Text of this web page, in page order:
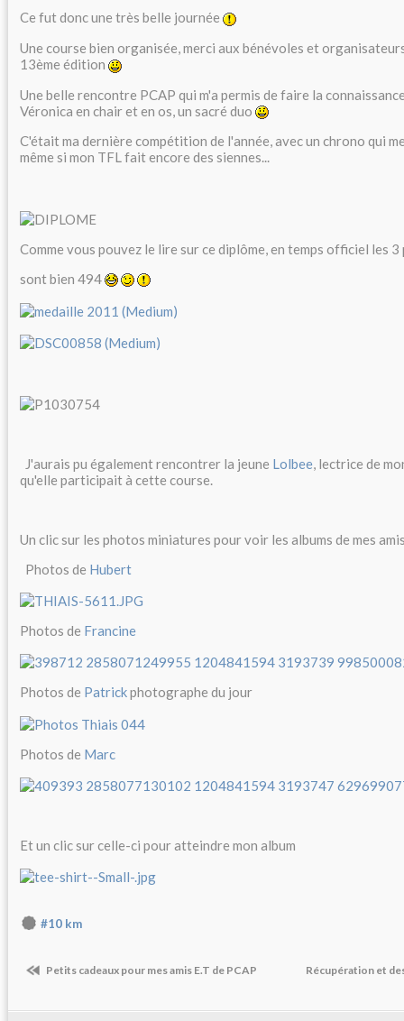
Ce fut donc une très belle journée
Une course bien organisée, merci aux bénévoles et
13ème édition
Une belle rencontre PCAP qui m'a permis de faire la
Véronica en chair et en os, un sacré duo
C'était ma dernière compétition de l'année, avec un chrono qui
même si mon TFL fait encore des siennes...
Comme vous pouvez le lire sur ce diplôme, en temps officiel les
sont bien 494
J'aurais pu également rencontrer la jeune Lolbee, lectrice de
qu'elle participait à cette course.
Un clic sur les photos miniatures pour voir les albums de mes
Photos de Hubert
Photos de Francine
Photos de Patrickphotographe du jour
Photos de Marc
Et un clic sur celle-ci pour atteindre mon album
#10 km
Petits cadeaux pour mes amis E.T de PCAP Récupération et